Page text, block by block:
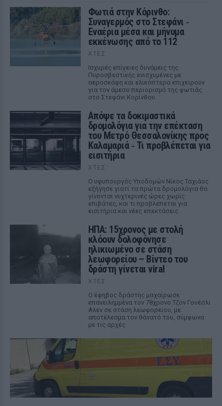
Φωτιά στην Κόρινθο:
Συναγερμός στο Στεφάνι ‑
Εναέρια μέσα και μήνυμα
εκκένωσης από το 112
ΧΤΕΣ
Ισχυρές επίγειες δυνάμεις της
Πυροσβεστικής ενισχυμένες με
αεροσκάφη και ελικόπτερα επιχειρούν
για τον άμεσο περιορισμό της φωτιάς
στο Στεφάνι Κορίνθου.
Απόψε τα δοκιμαστικά
δρομολόγια για την επέκταση
του Μετρό Θεσσαλονίκης προς
Καλαμαριά ‑ Τι προβλέπεται για
εισιτήρια
ΧΤΕΣ
Ο υφυπουργός Υποδομών Νίκος Ταχιάος
εξήγησε γιατί τα πρώτα δρομολόγια θα
γίνονται νυχτερινές ώρες χωρίς
επιβάτες, και τι προβλέπεται για
εισιτήρια και νέες επεκτάσεις.
ΗΠΑ: 15χρονος με στολή
κλόουν δολοφόνησε
ηλικιωμένο σε στάση
λεωφορείου – Βίντεο του
δράστη γίνεται viral
ΧΤΕΣ
Ο έφηβος δράστης μαχαίρωσε
επανειλημμένα τον 78χρονο Τζον Γουέσλι
Αλεν σε στάση λεωφορείου, με
αποτέλεσμα τον θάνατό του, σύμφωνα
με τις αρχές